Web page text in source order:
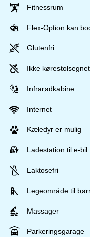
Fitnessrum
Flex-Option kan
Glutenfri
Ikke kørestolsegnet
Infrarødkabine
Internet
Kæledyr er mulig
Ladestation til e-bil
Laktosefri
Legeområde til
Massager
Parkeringsgarage